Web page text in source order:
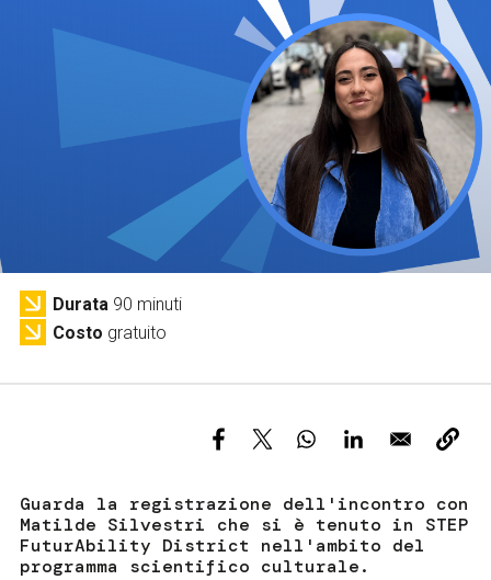
Servizi e accessibilità
Contatti
Biglietti
Durata 90 minuti
Costo gratuito
Guarda la registrazione dell'incontro con
Matilde Silvestri che si è tenuto in STEP
FuturAbility District nell'ambito del
programma scientifico culturale.